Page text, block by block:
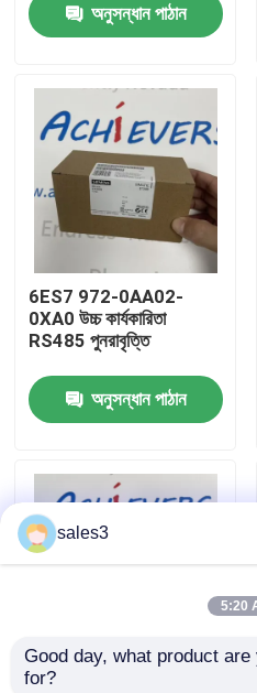
পণ্য
আমাদের সম্বন্ধে
আমাদের সাথে যোগাযোগ
একটি উদ্ধৃতি অনুরোধ করুন
News
ALLEN BRADLEY পিএলসি পণ্য
PEPPERL FUCHS বিচ্ছিন্ন বাধা
অনুসন্ধান পাঠান
6ES7 972-0AA02-
0XA0 উচ্চ কার্যকারিতা
RS485 পুনরাবৃত্তি
অনুসন্ধান পাঠান
প্রোটেক 6ES7 336-
sales3
5:20
Good day, what product are
for?